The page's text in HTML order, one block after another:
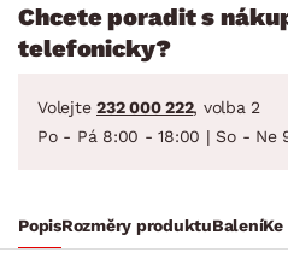
Chcete poradit s
telefonicky?
Volejte 232 000 222, volba 2
Po - Pá 8:00 - 18:00 | So - Ne
PopisRozměry produktuBaleníKe